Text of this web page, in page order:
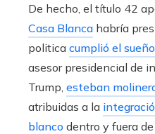
De hecho, el título 42
Casa Blanca habría
politica cumplió el
asesor presidencial de
Trump, esteban
atribuidas a la
blanco dentro y fuera